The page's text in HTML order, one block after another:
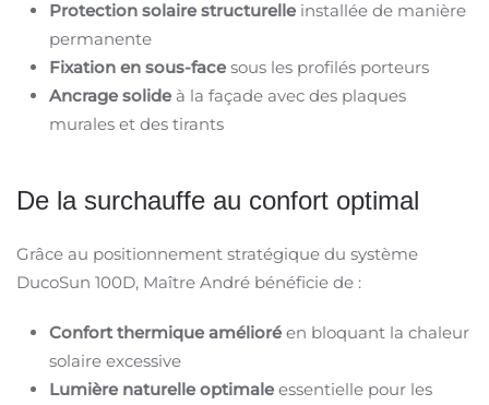
Protection solaire structurelle installée de manière
permanente
Fixation en sous-face sous les profilés porteurs
Ancrage solide à la façade avec des plaques
murales et des tirants
De la surchauffe au confort optimal
Grâce au positionnement stratégique du système
DucoSun 100D, Maître André bénéficie de :
Confort thermique amélioré en bloquant la chaleur
solaire excessive
Lumière naturelle optimale essentielle pour les